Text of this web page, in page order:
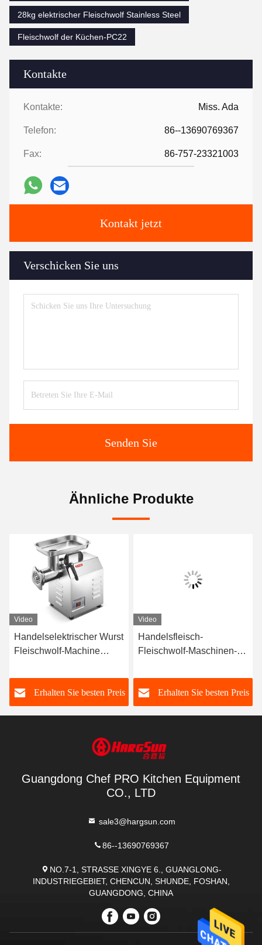
Kontakte
Kontakte: Miss. Ada
Telefon: 86--13690769367
Fax: 86-757-23321003
Kontakt jetzt
Verschicken Sie uns
Senden Sie
28kg elektrischer Fleischwolf Stainless Steel
Fleischwolf der Küchen-PC22
Ähnliche Produkte
Video
Handelselektrischer Wurst
Fleischwolf-Machine
Erhalten Sie besten Preis
Video
Handelsfleisch-
Fleischwolf-Maschinen-
Ausrüstung
Erhalten Sie besten Preis
Guangdong Chef PRO Kitchen Equipment
CO., LTD
sale3@hargsun.com
86--13690769367
NO.7-1, STRASSE XINGYE 6., GUANGLONG-
INDUSTRIEGEBIET, CHENCUN, SHUNDE, FOSHAN,
GUANGDONG, CHINA